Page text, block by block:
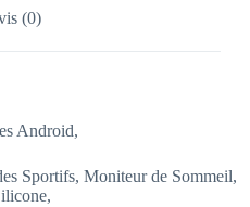
(0)
Android,
Sportifs, Moniteur de Sommeil,